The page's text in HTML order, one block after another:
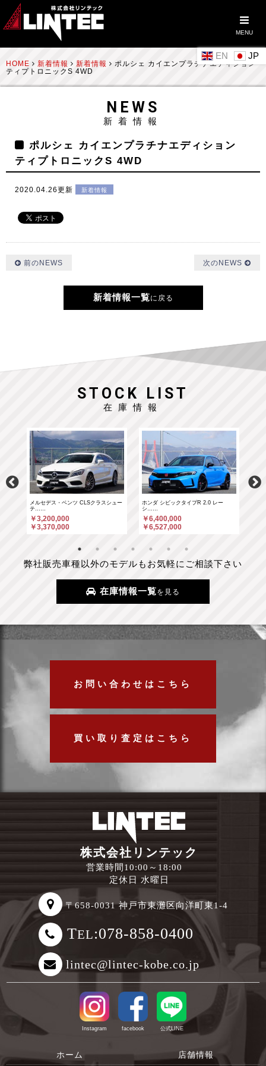
MENU
EN
HOME 新着情報 新着情報
ポルシェ カイエンプラチナエディション
ティプトロニックS 4WD
NEWS
新着情報
ポルシェ カイエンプラチナエディション
ティプトロニックS 4WD
2020.04.26更新 新着情報
前のNEWS 次のNEWS
新着情報一覧に戻る
STOCK LIST
在庫情報
メルセデス・ベンツ CLSクラスシュー
テ……
￥3,200,000
￥3,370,000
ホンダ シビックタイプR 2.0 レー
シ……
￥6,400,000
￥6,527,000
弊社販売車種以外のモデルもお気軽にご相談下さい
在庫情報一覧を見る
お問い合わせはこちら
買い取り査定はこちら
株式会社リンテック
営業時間10:00～18:00
定休日 水曜日
〒658-0031 神戸市東灘区向洋町東1-4
TEL:078-858-0400
lintec@lintec-kobe.co.jp
Instagram facebook 公式LINE
ホーム 店舗情報